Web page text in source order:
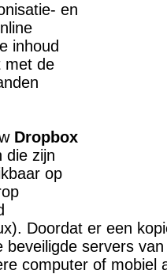
en
inhoud
met de
Dropbox
die zijn
op
Doordat er een
beveiligde servers
computer of mobiel